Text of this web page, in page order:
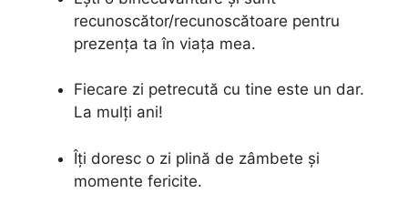
recunoscător/recunoscătoare pentru
prezența ta în viața mea.
Fiecare zi petrecută cu tine este un dar.
La mulți ani!
Îți doresc o zi plină de zâmbete și
momente fericite.